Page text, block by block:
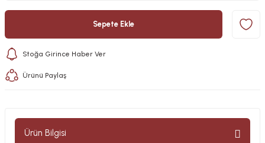
Sepete Ekle
Stoğa Girince Haber Ver
Ürünü Paylaş
Ürün Bilgisi